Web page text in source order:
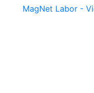
MagNet Labor -